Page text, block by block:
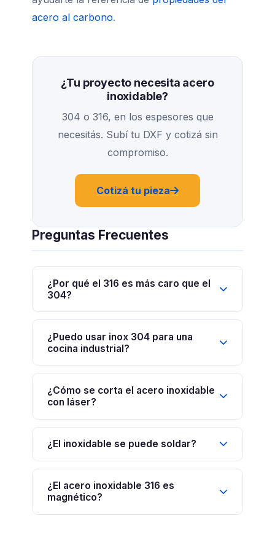
acero al carbono.
¿Tu proyecto necesita acero
inoxidable?
304 o 316, en los espesores que
necesitás. Subí tu DXF y cotizá sin
compromiso.
Cotizá tu pieza
Preguntas Frecuentes
¿Por qué el 316 es más caro que el
304?
¿Puedo usar inox 304 para una
cocina industrial?
¿Cómo se corta el acero inoxidable
con láser?
¿El inoxidable se puede soldar?
¿El acero inoxidable 316 es
magnético?